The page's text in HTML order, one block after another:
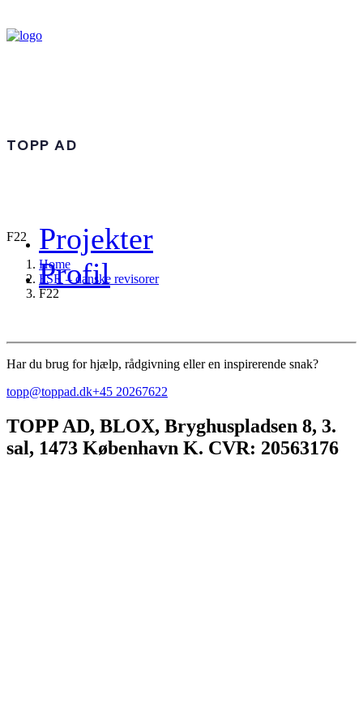
Projekter
Profil
TOPP AD
F22
Home
FSR – danske revisorer
F22
Har du brug for hjælp, rådgivning eller en inspirerende snak?
topp@toppad.dk+45 20267622
TOPP AD, BLOX, Bryghuspladsen 8, 3.
sal, 1473 København K. CVR: 20563176